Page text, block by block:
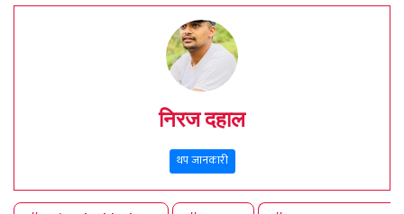
निरज दहाल
थप जानकारी